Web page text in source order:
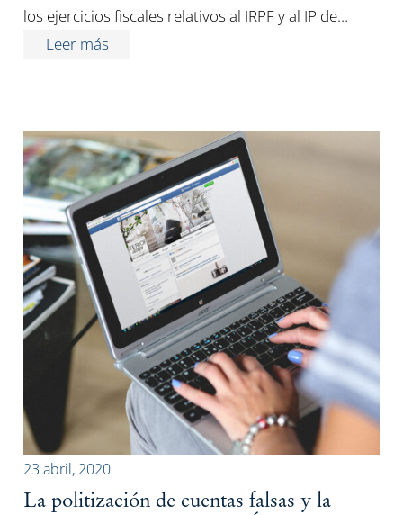
los ejercicios fiscales relativos al IRPF y al IP de…
Leer más
23 abril, 2020
La politización de cuentas falsas y la